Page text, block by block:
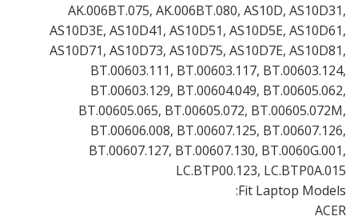
AK.006BT.075, AK.006BT.080, AS10D, AS10D31,
AS10D3E, AS10D41, AS10D51, AS10D5E, AS10D61,
AS10D71, AS10D73, AS10D75, AS10D7E, AS10D81,
BT.00603.111, BT.00603.117, BT.00603.124,
BT.00603.129, BT.00604.049, BT.00605.062,
BT.00605.065, BT.00605.072, BT.00605.072M,
BT.00606.008, BT.00607.125, BT.00607.126,
BT.00607.127, BT.00607.130, BT.0060G.001,
LC.BTP00.123, LC.BTP0A.015
Fit Laptop Models:
ACER